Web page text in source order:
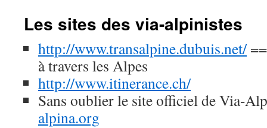
Les sites des via-alpinistes
http://www.transalpine.dubuis.net/
à travers les Alpes
http://www.itinerance.ch/
Sans oublier le site officiel de Via-
alpina.org